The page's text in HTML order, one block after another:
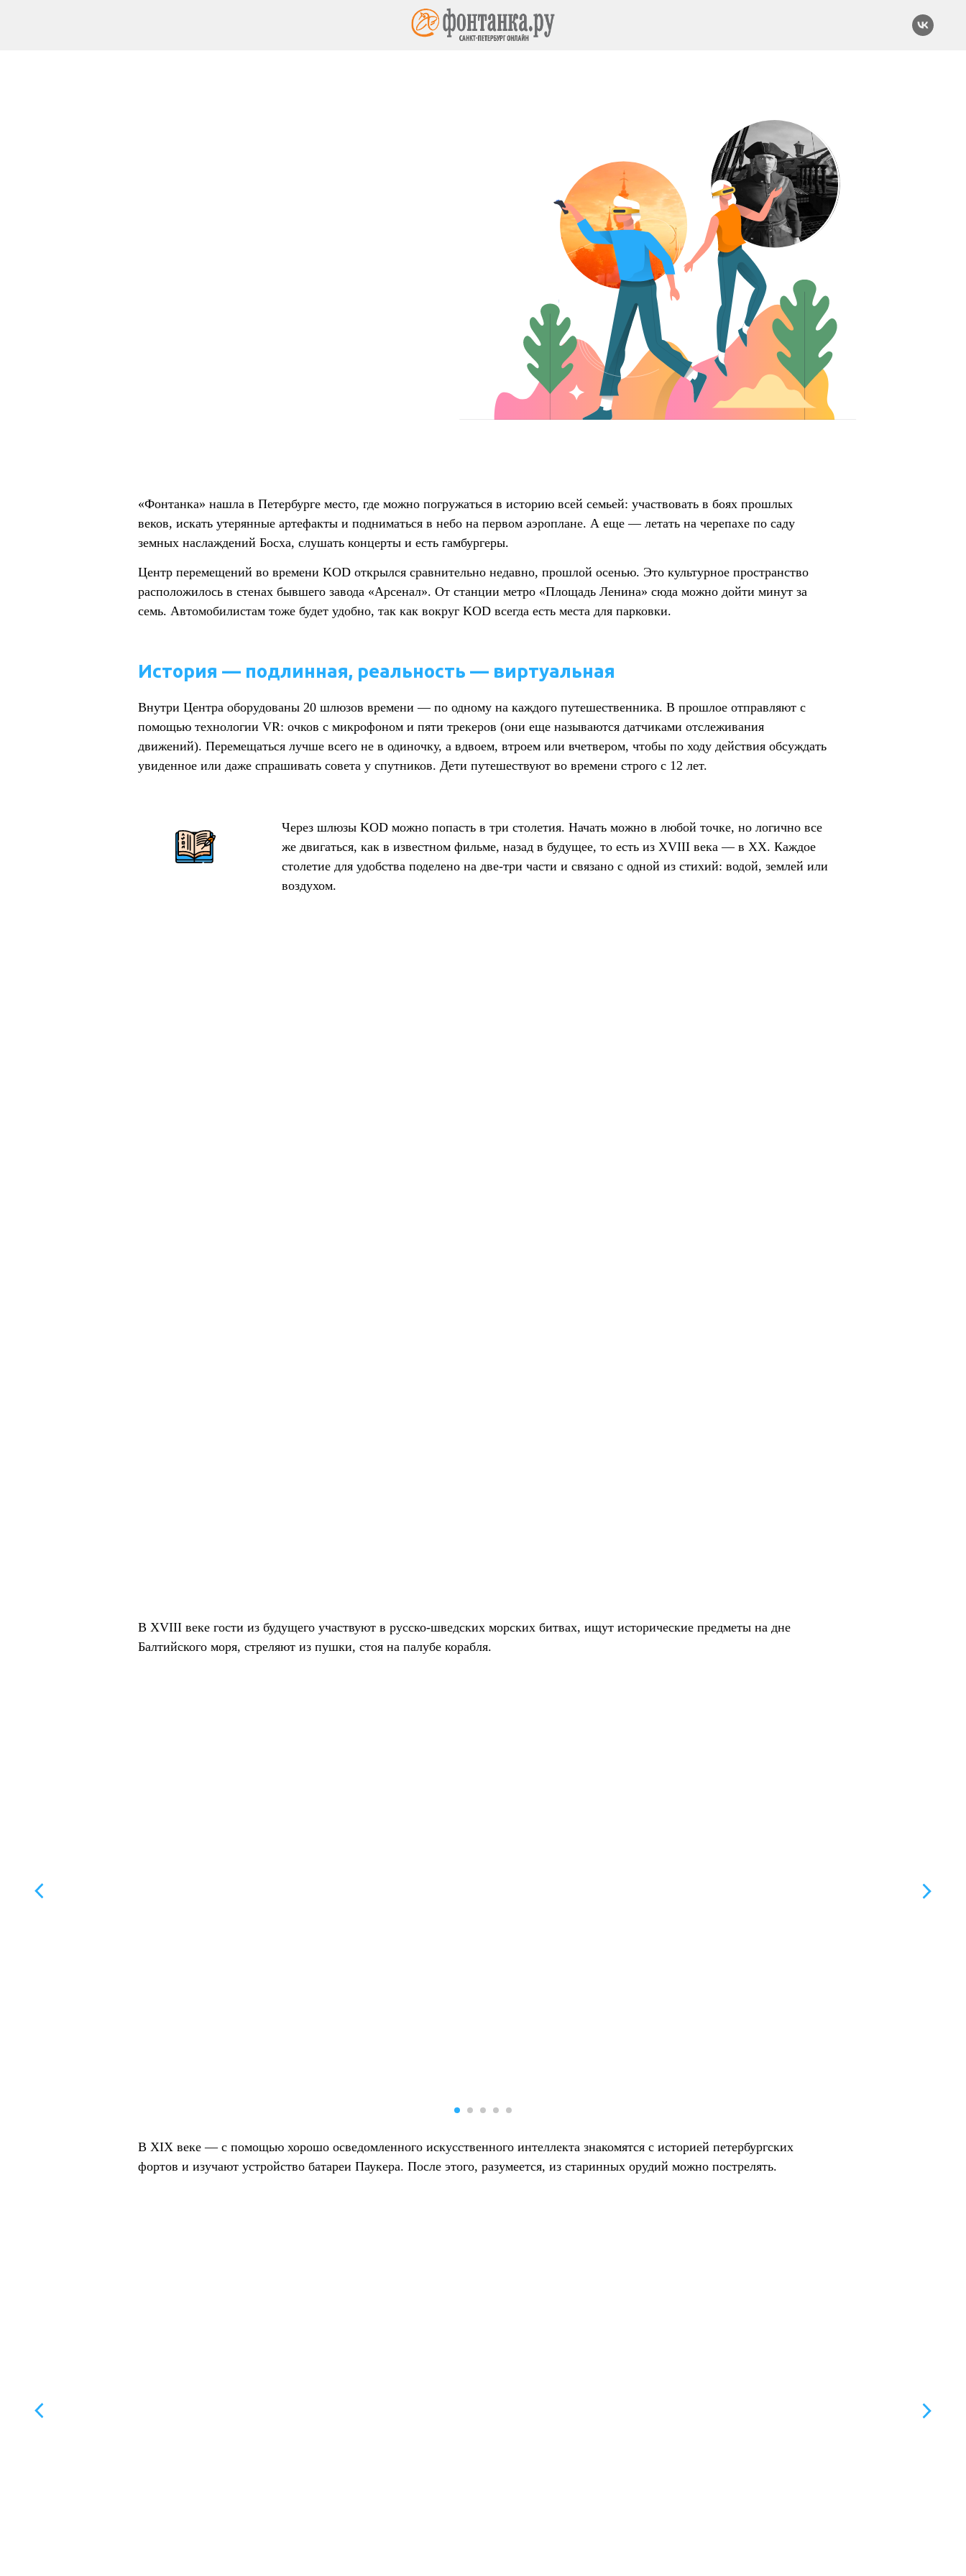
«Фонтанка» нашла в Петербурге место, где можно погружаться в историю всей семьей: участвовать в боях прошлых
веков, искать утерянные артефакты и подниматься в небо на первом аэроплане. А еще — летать на черепахе по саду
земных наслаждений Босха, слушать концерты и есть гамбургеры.
Центр перемещений во времени KOD открылся сравнительно недавно, прошлой осенью. Это культурное пространство
расположилось в стенах бывшего завода «Арсенал». От станции метро «Площадь Ленина» сюда можно дойти минут за
семь. Автомобилистам тоже будет удобно, так как вокруг KOD всегда есть места для парковки.
История — подлинная, реальность — виртуальная
Внутри Центра оборудованы 20 шлюзов времени — по одному на каждого путешественника. В прошлое отправляют с
помощью технологии VR: очков с микрофоном и пяти трекеров (они еще называются датчиками отслеживания
движений). Перемещаться лучше всего не в одиночку, а вдвоем, втроем или вчетвером, чтобы по ходу действия обсуждать
увиденное или даже спрашивать совета у спутников. Дети путешествуют во времени строго с 12 лет.
Через шлюзы KOD можно попасть в три столетия. Начать можно в любой точке, но логично все
же двигаться, как в известном фильме, назад в будущее, то есть из XVIII века — в XX. Каждое
столетие для удобства поделено на две-три части и связано с одной из стихий: водой, землей или
воздухом.
В XVIII веке гости из будущего участвуют в русско-шведских морских битвах, ищут исторические предметы на дне
Балтийского моря, стреляют из пушки, стоя на палубе корабля.
В XIX веке — с помощью хорошо осведомленного искусственного интеллекта знакомятся с историей петербургских
фортов и изучают устройство батареи Паукера. После этого, разумеется, из старинных орудий можно пострелять.